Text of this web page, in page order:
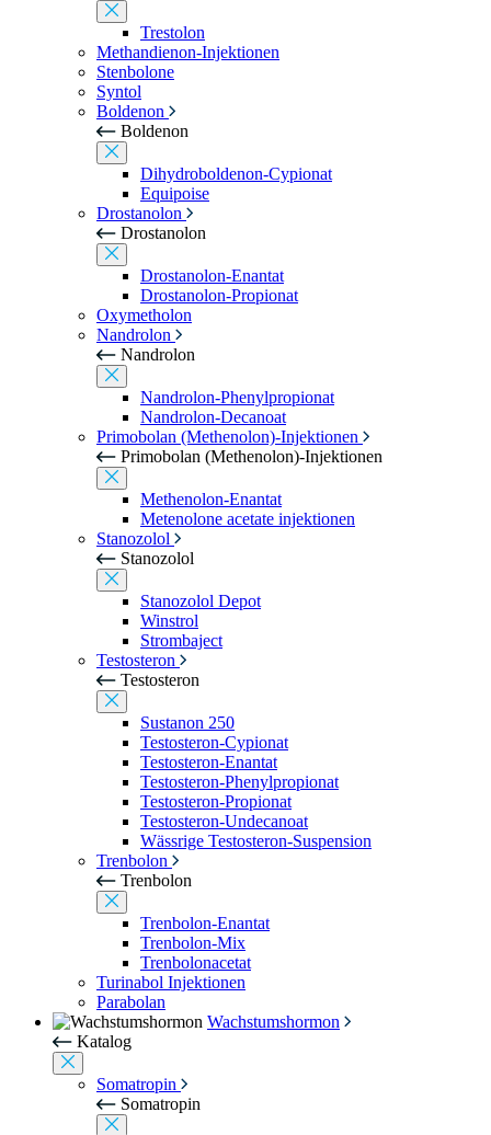
Trestolon
Methandienon-Injektionen
Stenbolone
Syntol
Boldenon
Boldenon
Dihydroboldenon-Cypionat
Equipoise
Drostanolon
Drostanolon
Drostanolon-Enantat
Drostanolon-Propionat
Oxymetholon
Nandrolon
Nandrolon
Nandrolon-Phenylpropionat
Nandrolon-Decanoat
Primobolan (Methenolon)-Injektionen
Primobolan (Methenolon)-Injektionen
Methenolon-Enantat
Metenolone acetate injektionen
Stanozolol
Stanozolol
Stanozolol Depot
Winstrol
Strombaject
Testosteron
Testosteron
Sustanon 250
Testosteron-Cypionat
Testosteron-Enantat
Testosteron-Phenylpropionat
Testosteron-Propionat
Testosteron-Undecanoat
Wässrige Testosteron-Suspension
Trenbolon
Trenbolon
Trenbolon-Enantat
Trenbolon-Mix
Trenbolonacetat
Turinabol Injektionen
Parabolan
Wachstumshormon
Katalog
Somatropin
Somatropin